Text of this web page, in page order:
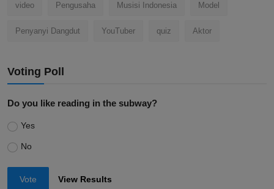
video Pengusaha Musisi Indonesia Model
Penyanyi Dangdut YouTuber quiz Aktor
Voting Poll
Do you like reading in the subway?
Yes
No
Vote View Results